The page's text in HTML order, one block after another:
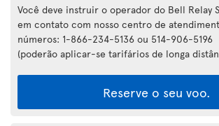
Você deve instruir o operador do Bell Relay
em contato com nosso centro de
números: 1-866-234-5136 ou 514-906-5196
(poderão aplicar-se tarifários de longa
Reserve o seu voo.